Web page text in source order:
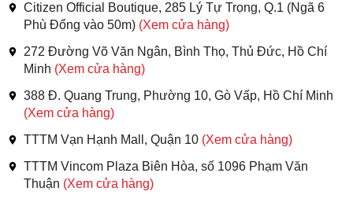
Citizen Official Boutique, 285 Lý Tự Trọng, Q.1 (Ngã 6
Phù Đổng vào 50m) (Xem cửa hàng)
272 Đường Võ Văn Ngân, Bình Thọ, Thủ Đức, Hồ Chí
Minh (Xem cửa hàng)
388 Đ. Quang Trung, Phường 10, Gò Vấp, Hồ Chí Minh
(Xem cửa hàng)
TTTM Vạn Hạnh Mall, Quận 10 (Xem cửa hàng)
TTTM Vincom Plaza Biên Hòa, số 1096 Phạm Văn
Thuận (Xem cửa hàng)